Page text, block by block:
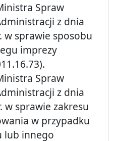
Spraw
z dnia
w sprawie sposobu
imprezy
Spraw
z dnia
w sprawie zakresu
w przypadku
lub innego